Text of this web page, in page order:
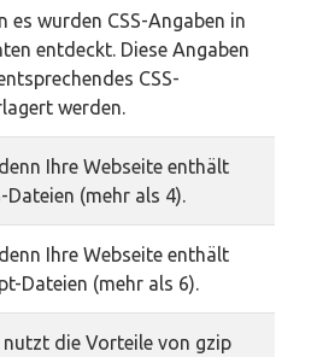
es wurden CSS-Angaben in
entdeckt. Diese Angaben
CSS-
werden.
Ihre Webseite enthält
Dateien (mehr als 4).
Ihre Webseite enthält
Dateien (mehr als 6).
nutzt die Vorteile von gzip